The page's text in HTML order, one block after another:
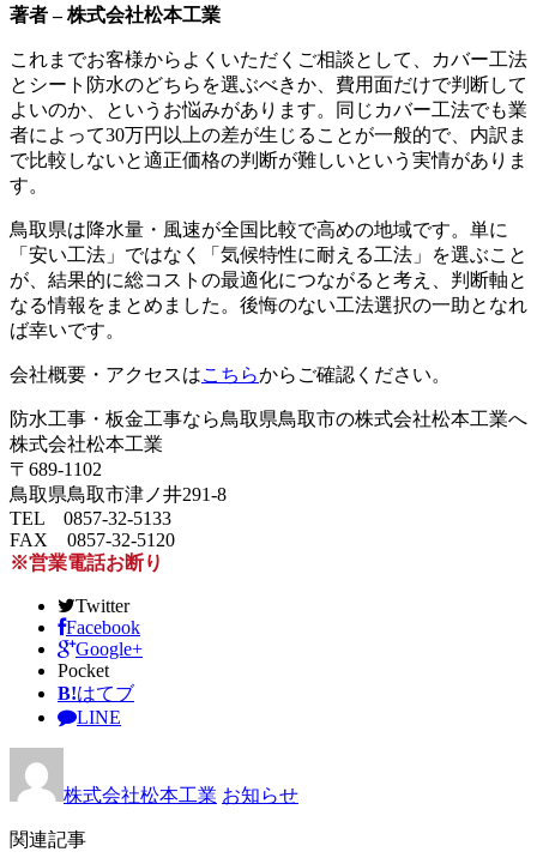
著者 – 株式会社松本工業
これまでお客様からよくいただくご相談として、カバー工法
とシート防水のどちらを選ぶべきか、費用面だけで判断して
よいのか、というお悩みがあります。同じカバー工法でも業
者によって30万円以上の差が生じることが一般的で、内訳ま
で比較しないと適正価格の判断が難しいという実情がありま
す。
鳥取県は降水量・風速が全国比較で高めの地域です。単に
「安い工法」ではなく「気候特性に耐える工法」を選ぶこと
が、結果的に総コストの最適化につながると考え、判断軸と
なる情報をまとめました。後悔のない工法選択の一助となれ
ば幸いです。
会社概要・アクセスはこちらからご確認ください。
防水工事・板金工事なら鳥取県鳥取市の株式会社松本工業へ
株式会社松本工業
〒689-1102
鳥取県鳥取市津ノ井291-8
TEL 0857-32-5133
FAX 0857-32-5120
※営業電話お断り
Twitter
Facebook
Google+
Pocket
B!はてブ
LINE
株式会社松本工業 お知らせ
関連記事